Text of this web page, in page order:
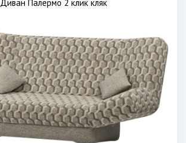
Диван Палермо 2 клик кляк